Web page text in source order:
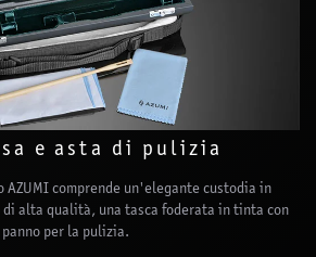
e asta di pulizia
comprende un'elegante custodia in
alta qualità, una tasca foderata in tinta con
per la pulizia.